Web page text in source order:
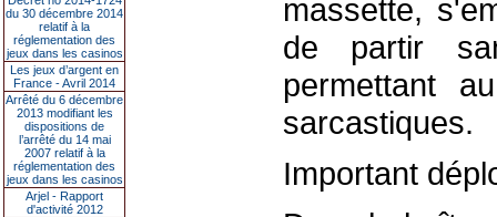
du 30 décembre 2014
relatif à la
réglementation des
jeux dans les casinos
Les jeux d’argent en
France - Avril 2014
Arrêté du 6 décembre
2013 modifiant les
dispositions de
l’arrêté du 14 mai
2007 relatif à la
réglementation des
jeux dans les casinos
Arjel - Rapport
d'activité 2012
massette,
de partir
permettant
sarcastiques.
Important